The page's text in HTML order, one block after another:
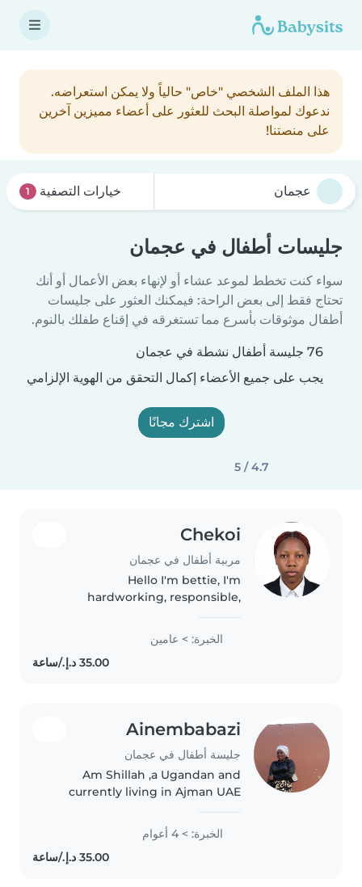
هذا الملف الشخصي "خاص" حالياً ولا يمكن استعراضه.
ندعوك لمواصلة البحث للعثور على أعضاء مميزين آخرين
على منصتنا!
خيارات التصفية 1
جليسات أطفال في عجمان
سواء كنت تخطط لموعد عشاء أو لإنهاء بعض الأعمال أو أنك
تحتاج فقط إلى بعض الراحة: فيمكنك العثور على جليسات
أطفال موثوقات بأسرع مما تستغرقه في إقناع طفلك بالنوم.
76 جليسة أطفال نشطة في عجمان
يجب على جميع الأعضاء إكمال التحقق من الهوية الإلزامي
اشترك مجانًا
4.7 / 5
Chekoi
مربية أطفال في عجمان
Hello I'm bettie, I'm
hardworking, responsible,
respect , good at time
management and I have a very
good communication skills. I do
الخبرة: > عامين
Ainembabazi
جليسة أطفال في عجمان
Am Shillah ,a Ugandan and
currently living in Ajman UAE
babysitting job with four years of
experience, i can handle babies
from newborns to any age..
الخبرة: > 4 أعوام